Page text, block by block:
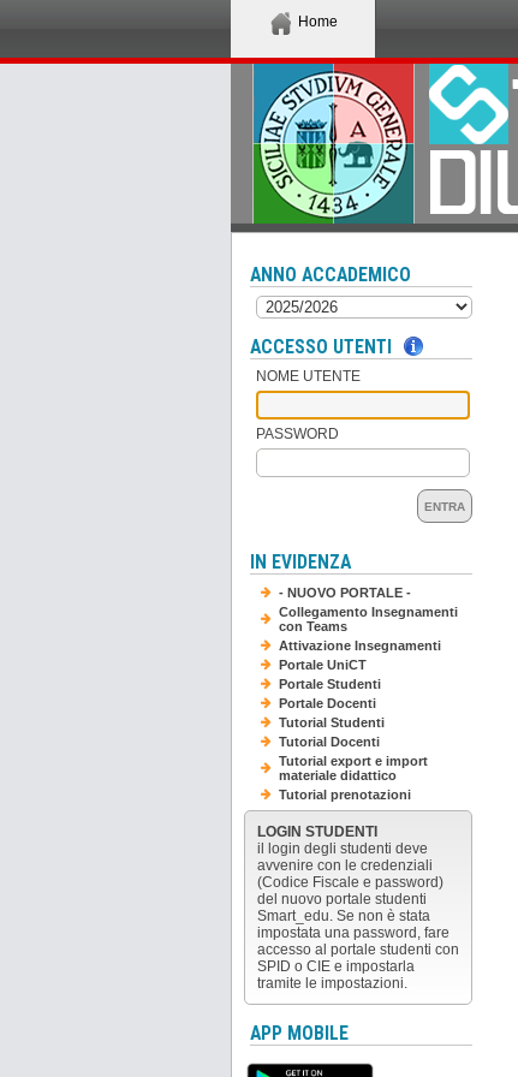
Home
ANNO ACCADEMICO
ACCESSO UTENTI
NOME UTENTE
PASSWORD
ENTRA
IN EVIDENZA
- NUOVO PORTALE -
Collegamento Insegnamenti
con Teams
Attivazione Insegnamenti
Portale UniCT
Portale Studenti
Portale Docenti
Tutorial Studenti
Tutorial Docenti
Tutorial export e import
materiale didattico
Tutorial prenotazioni
LOGIN STUDENTI
il login degli studenti deve
avvenire con le credenziali
(Codice Fiscale e password)
del nuovo portale studenti
Smart_edu. Se non è stata
impostata una password, fare
accesso al portale studenti con
SPID o CIE e impostarla
tramite le impostazioni.
APP MOBILE